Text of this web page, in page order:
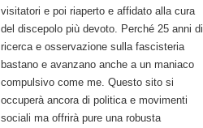
visitatori e poi riaperto e affidato alla cura
del discepolo più devoto. Perché 25 anni di
ricerca e osservazione sulla fascisteria
bastano e avanzano anche a un maniaco
compulsivo come me. Questo sito si
occuperà ancora di politica e movimenti
sociali ma offrirà pure una robusta